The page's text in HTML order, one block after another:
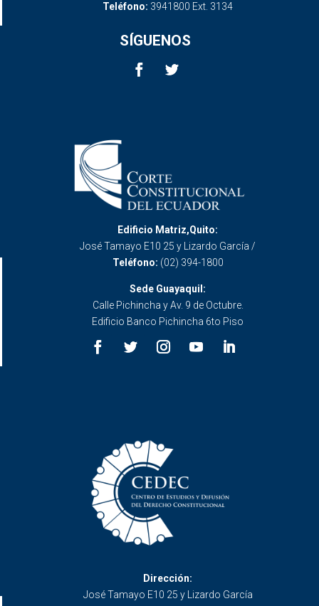
Teléfono: 3941800 Ext. 3134
SÍGUENOS
Edificio Matriz,Quito:
José Tamayo E10 25 y Lizardo García /
Teléfono: (02) 394-1800
Sede Guayaquil:
Calle Pichincha y Av. 9 de Octubre.
Edificio Banco Pichincha 6to Piso
Dirección:
José Tamayo E10 25 y Lizardo García